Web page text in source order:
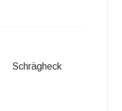
Schrägheck